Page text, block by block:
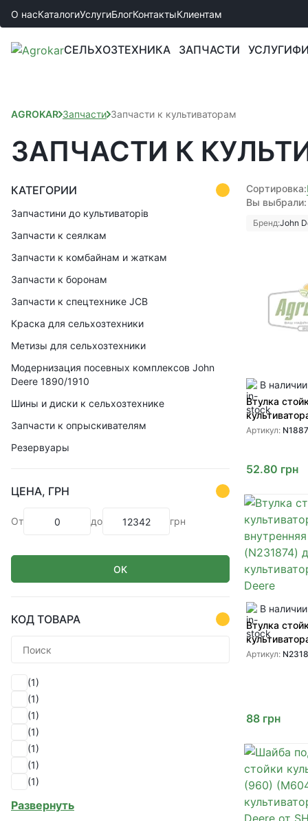
О насКаталогиУслугиБлогКонтактыКлиентам
СЕЛЬХОЗТЕХНИКА ЗАПЧАСТИ УСЛУГИ
AGROKAR Запчасти Запчасти к культиваторам
ЗАПЧАСТИ К
КАТЕГОРИИ
Запчастини до культиваторів
Запчасти к сеялкам
Запчасти к комбайнам и жаткам
Запчасти к боронам
Запчасти к спецтехнике JCB
Краска для сельхозтехники
Метизы для сельхозтехники
Модернизация посевных комплексов John
Deere 1890/1910
Шины и диски к сельхозтехнике
Запчасти к опрыскивателям
Резервуары
ЦЕНА, ГРН
От до грн
ОК
КОД ТОВАРА
(1)
(1)
(1)
(1)
(1)
(1)
(1)
(1)
Развернуть
Сортировка:
Вы выбрали:
Бренд:John
В наличии
Втулка
(G188780
Артикул:
52.80 грн
В наличии
Втулка
26*49 1/2
Артикул:
88 грн